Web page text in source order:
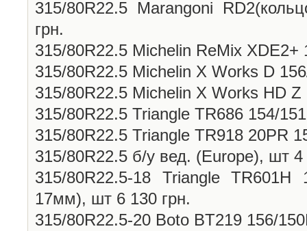
315/80R22.5 Marangoni
грн.
315/80R22.5 Michelin ReMix XDE2+
315/80R22.5 Michelin X Works D
315/80R22.5 Michelin X Works HD
315/80R22.5 Triangle TR686 154/
315/80R22.5 Triangle TR918 20PR
315/80R22.5 б/у вед. (Europe), шт 4
315/80R22.5-18 Triangle TR601H
17мм), шт 6 130 грн.
315/80R22.5-20 Boto BT219 156/